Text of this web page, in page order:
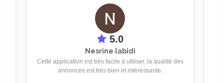
5.0
Nesrine labidi
Cette application est trés facile à utiliser, la qualité des
annonces est trés bien et intérèssante.